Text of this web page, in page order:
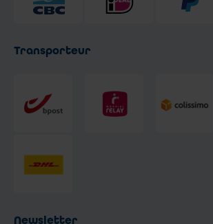
Transporteur
Newsletter